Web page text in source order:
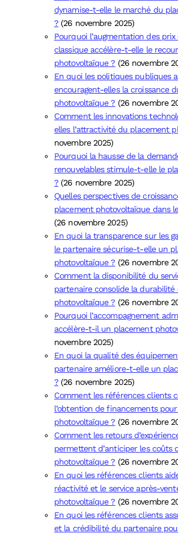
dynamise-t-elle le marché du
? (26 novembre 2025)
Pourquoi l’augmentation des prix
classique accélère-t-elle le
photovoltaïque ? (26 novembre
En quoi les politiques publiques
encouragent-elles la croissance
photovoltaïque ? (26 novembre
Comment les innovations
elles l’attractivité du placement
novembre 2025)
Pourquoi la hausse de la
renouvelables stimule-t-elle le
? (26 novembre 2025)
Quelles perspectives de
placement photovoltaïque dans
(26 novembre 2025)
En quoi la transparence sur les
le partenaire sécurise-t-elle un
photovoltaïque ? (26 novembre
Comment la disponibilité du
partenaire consolide la durabilité
photovoltaïque ? (26 novembre
Pourquoi l’accompagnement
accélère-t-il un placement
novembre 2025)
En quoi la qualité des
partenaire améliore-t-elle un
? (26 novembre 2025)
Comment les références clients
l’obtention de financements
photovoltaïque ? (26 novembre
Comment les retours
permettent d’anticiper les coûts
photovoltaïque ? (26 novembre
En quoi les références clients
réactivité et le service après-
photovoltaïque ? (26 novembre
En quoi les références clients
et la crédibilité du partenaire